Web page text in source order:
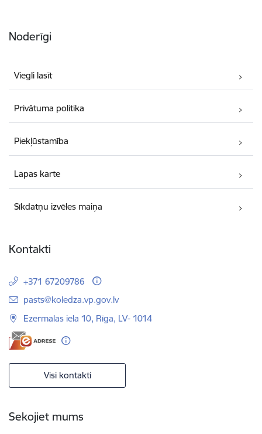
Noderīgi
Viegli lasīt
Privātuma politika
Piekļūstamība
Lapas karte
Sīkdatņu izvēles maiņa
Kontakti
+371 67209786
E-pasts:
pasts@koledza.vp.gov.lv
Ezermalas iela 10, Rīga, LV- 1014
Visi kontakti
Sekojiet mums